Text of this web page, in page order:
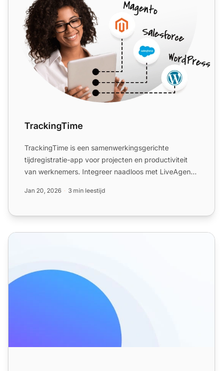
TrackingTime
TrackingTime is een samenwerkingsgerichte
tijdregistratie-app voor projecten en productiviteit
van werknemers. Integreer naadloos met LiveAgent
Jan 20, 2026 3 min leestijd
Tijdregistratiefuncties